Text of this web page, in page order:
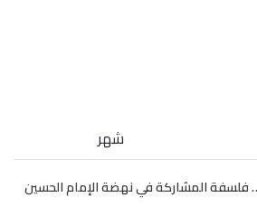
شهر
فلسفة المشاركة في نهضة الإمام الحسين